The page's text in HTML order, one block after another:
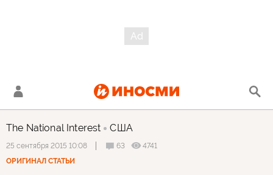
The National Interest США
25 сентября 2015 10:08 63
4741
ОРИГИНАЛ СТАТЬИ